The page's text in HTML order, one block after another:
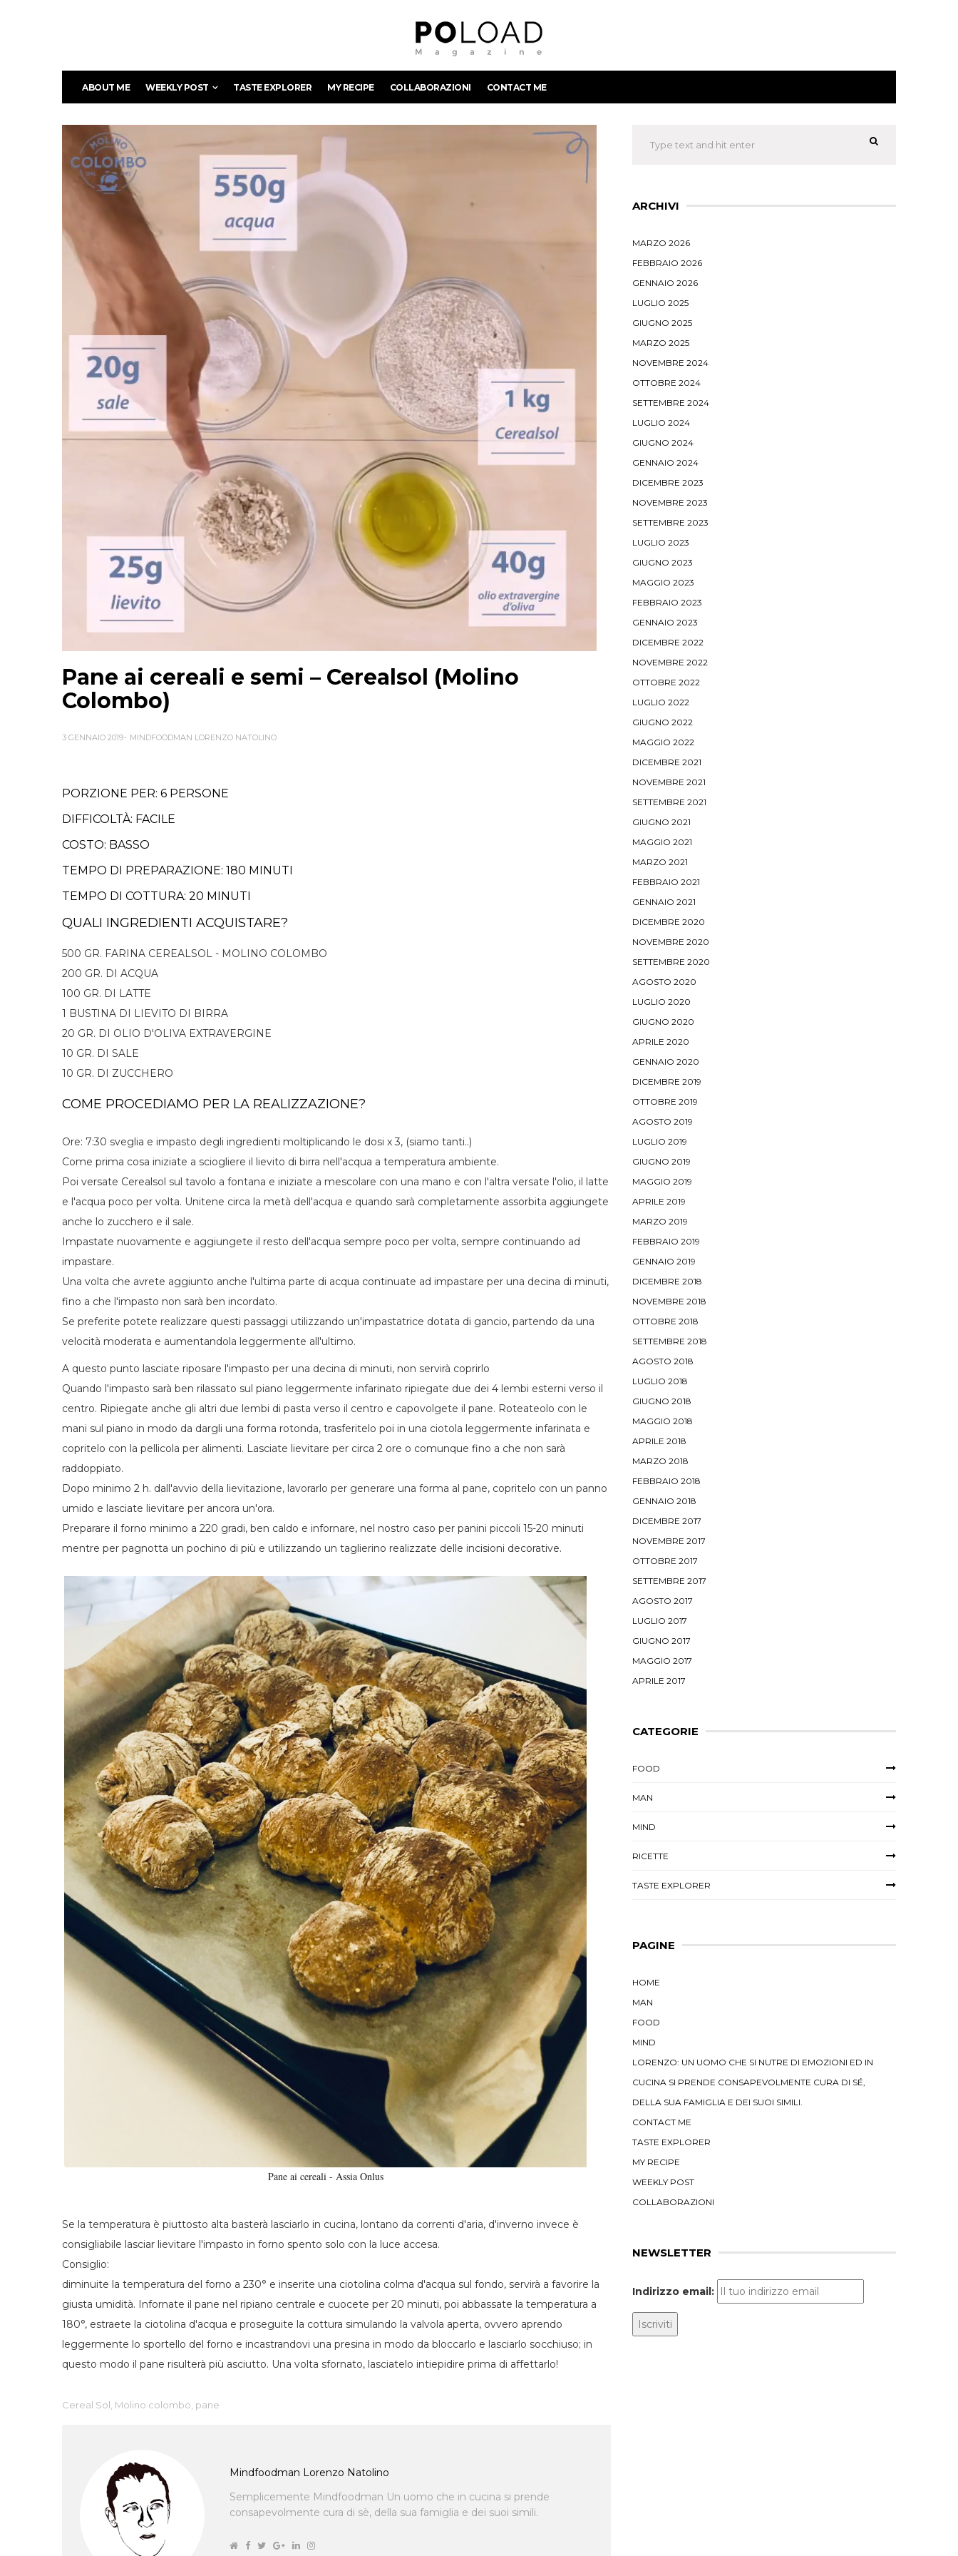
ABOUT ME WEEKLY POST TASTE EXPLORER MY RECIPE COLLABORAZIONI CONTACT ME
Pane ai cereali e semi – Cerealsol (Molino
Colombo)
3 GENNAIO 2019 MINDFOODMAN LORENZO NATOLINO
PORZIONE PER: 6 PERSONE
DIFFICOLTÀ: FACILE
COSTO: BASSO
TEMPO DI PREPARAZIONE: 180 MINUTI
TEMPO DI COTTURA: 20 MINUTI
QUALI INGREDIENTI ACQUISTARE?
500 GR. FARINA CEREALSOL - MOLINO COLOMBO
200 GR. DI ACQUA
100 GR. DI LATTE
1 BUSTINA DI LIEVITO DI BIRRA
20 GR. DI OLIO D'OLIVA EXTRAVERGINE
10 GR. DI SALE
10 GR. DI ZUCCHERO
COME PROCEDIAMO PER LA REALIZZAZIONE?
Ore: 7:30 sveglia e impasto degli ingredienti moltiplicando le dosi x 3, (siamo tanti..)
Come prima cosa iniziate a sciogliere il lievito di birra nell'acqua a temperatura ambiente.
Poi versate Cerealsol sul tavolo a fontana e iniziate a mescolare con una mano e con l'altra versate l'olio, il latte
e l'acqua poco per volta. Unitene circa la metà dell'acqua e quando sarà completamente assorbita aggiungete
anche lo zucchero e il sale.
Impastate nuovamente e aggiungete il resto dell'acqua sempre poco per volta, sempre continuando ad
impastare.
Una volta che avrete aggiunto anche l'ultima parte di acqua continuate ad impastare per una decina di minuti,
fino a che l'impasto non sarà ben incordato.
Se preferite potete realizzare questi passaggi utilizzando un'impastatrice dotata di gancio, partendo da una
velocità moderata e aumentandola leggermente all'ultimo.
A questo punto lasciate riposare l'impasto per una decina di minuti, non servirà coprirlo
Quando l'impasto sarà ben rilassato sul piano leggermente infarinato ripiegate due dei 4 lembi esterni verso il
centro. Ripiegate anche gli altri due lembi di pasta verso il centro e capovolgete il pane. Roteateolo con le
mani sul piano in modo da dargli una forma rotonda, trasferitelo poi in una ciotola leggermente infarinata e
copritelo con la pellicola per alimenti. Lasciate lievitare per circa 2 ore o comunque fino a che non sarà
raddoppiato.
Dopo minimo 2 h. dall'avvio della lievitazione, lavorarlo per generare una forma al pane, copritelo con un panno
umido e lasciate lievitare per ancora un'ora.
Preparare il forno minimo a 220 gradi, ben caldo e infornare, nel nostro caso per panini piccoli 15-20 minuti
mentre per pagnotta un pochino di più e utilizzando un taglierino realizzate delle incisioni decorative.
Pane ai cereali - Assia Onlus
Se la temperatura è piuttosto alta basterà lasciarlo in cucina, lontano da correnti d'aria, d'inverno invece è
consigliabile lasciar lievitare l'impasto in forno spento solo con la luce accesa.
Consiglio:
diminuite la temperatura del forno a 230° e inserite una ciotolina colma d'acqua sul fondo, servirà a favorire la
giusta umidità. Infornate il pane nel ripiano centrale e cuocete per 20 minuti, poi abbassate la temperatura a
180°, estraete la ciotolina d'acqua e proseguite la cottura simulando la valvola aperta, ovvero aprendo
leggermente lo sportello del forno e incastrandovi una presina in modo da bloccarlo e lasciarlo socchiuso; in
questo modo il pane risulterà più asciutto. Una volta sfornato, lasciatelo intiepidire prima di affettarlo!
Cereal Sol Molino colombo pane
Mindfoodman Lorenzo Natolino
Semplicemente Mindfoodman Un uomo che in cucina si prende
consapevolmente cura di sè, della sua famiglia e dei suoi simili.
ARCHIVI
MARZO 2026
FEBBRAIO 2026
GENNAIO 2026
LUGLIO 2025
GIUGNO 2025
MARZO 2025
NOVEMBRE 2024
OTTOBRE 2024
SETTEMBRE 2024
LUGLIO 2024
GIUGNO 2024
GENNAIO 2024
DICEMBRE 2023
NOVEMBRE 2023
SETTEMBRE 2023
LUGLIO 2023
GIUGNO 2023
MAGGIO 2023
FEBBRAIO 2023
GENNAIO 2023
DICEMBRE 2022
NOVEMBRE 2022
OTTOBRE 2022
LUGLIO 2022
GIUGNO 2022
MAGGIO 2022
DICEMBRE 2021
NOVEMBRE 2021
SETTEMBRE 2021
GIUGNO 2021
MAGGIO 2021
MARZO 2021
FEBBRAIO 2021
GENNAIO 2021
DICEMBRE 2020
NOVEMBRE 2020
SETTEMBRE 2020
AGOSTO 2020
LUGLIO 2020
GIUGNO 2020
APRILE 2020
GENNAIO 2020
DICEMBRE 2019
OTTOBRE 2019
AGOSTO 2019
LUGLIO 2019
GIUGNO 2019
MAGGIO 2019
APRILE 2019
MARZO 2019
FEBBRAIO 2019
GENNAIO 2019
DICEMBRE 2018
NOVEMBRE 2018
OTTOBRE 2018
SETTEMBRE 2018
AGOSTO 2018
LUGLIO 2018
GIUGNO 2018
MAGGIO 2018
APRILE 2018
MARZO 2018
FEBBRAIO 2018
GENNAIO 2018
DICEMBRE 2017
NOVEMBRE 2017
OTTOBRE 2017
SETTEMBRE 2017
AGOSTO 2017
LUGLIO 2017
GIUGNO 2017
MAGGIO 2017
APRILE 2017
CATEGORIE
FOOD
MAN
MIND
RICETTE
TASTE EXPLORER
PAGINE
HOME
MAN
FOOD
MIND
LORENZO: UN UOMO CHE SI NUTRE DI EMOZIONI ED IN
CUCINA SI PRENDE CONSAPEVOLMENTE CURA DI SÉ,
DELLA SUA FAMIGLIA E DEI SUOI SIMILI.
CONTACT ME
TASTE EXPLORER
MY RECIPE
WEEKLY POST
COLLABORAZIONI
NEWSLETTER
Indirizzo email: